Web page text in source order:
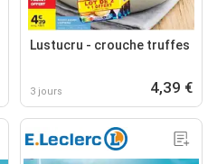
Lustucru - crouche truffes
3 jours 4,39 €